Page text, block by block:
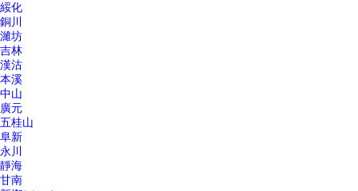
綏化
銅川
濰坊
吉林
漢沽
本溪
中山
廣元
五桂山
阜新
永川
靜海
甘南